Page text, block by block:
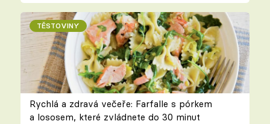
TĚSTOVINY
Rychlá a zdravá večeře: Farfalle s pórkem
a lososem, které zvládnete do 30 minut